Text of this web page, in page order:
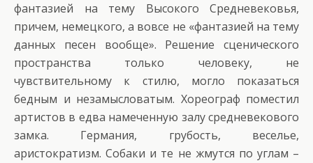
фантазией на тему Высокого Средневековья,
причем, немецкого, а вовсе не «фантазией на тему
данных песен вообще». Решение сценического
пространства только человеку, не
чувствительному к стилю, могло показаться
бедным и незамысловатым. Хореограф поместил
артистов в едва намеченную залу средневекового
замка. Германия, грубость, веселье,
аристократизм. Собаки и те не жмутся по углам –